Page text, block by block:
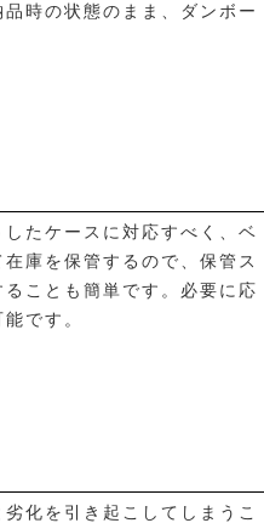
時の状態のまま、ダンボー
たケースに対応すべく、ベ
庫を保管するので、保管ス
ことも簡単です。必要に応
です。
化を引き起こしてしまうこ